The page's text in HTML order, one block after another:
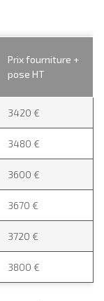
Prix fourniture +
pose HT
3420 €
3480 €
3600 €
3670 €
3720 €
3800 €